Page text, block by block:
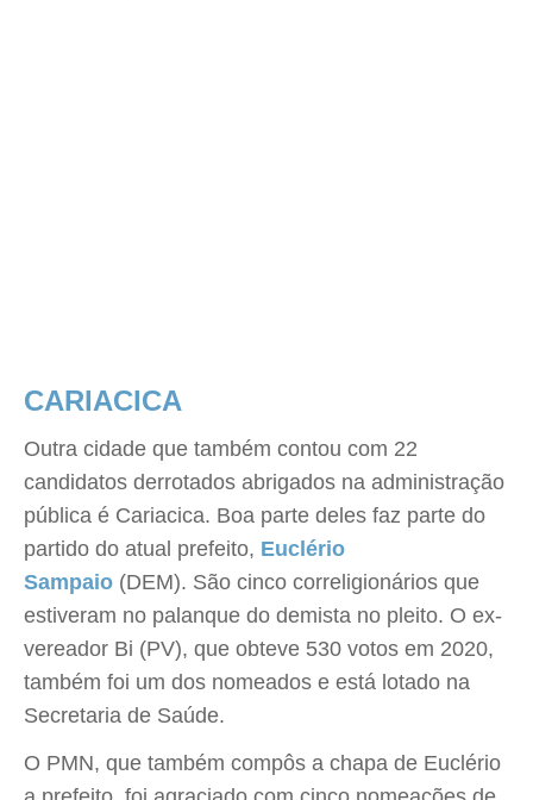
CARIACICA
Outra cidade que também contou com 22
candidatos derrotados abrigados na administração
pública é Cariacica. Boa parte deles faz parte do
partido do atual prefeito, Euclério
Sampaio (DEM). São cinco correligionários que
estiveram no palanque do demista no pleito. O ex-
vereador Bi (PV), que obteve 530 votos em 2020,
também foi um dos nomeados e está lotado na
Secretaria de Saúde.
O PMN, que também compôs a chapa de Euclério